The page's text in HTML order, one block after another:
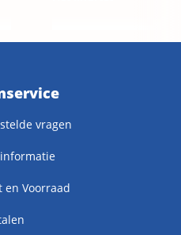
vragen
en Voorraad